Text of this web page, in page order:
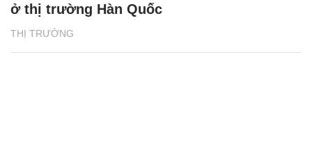
THỊ TRƯỜNG
ở thị trường Hàn Quốc